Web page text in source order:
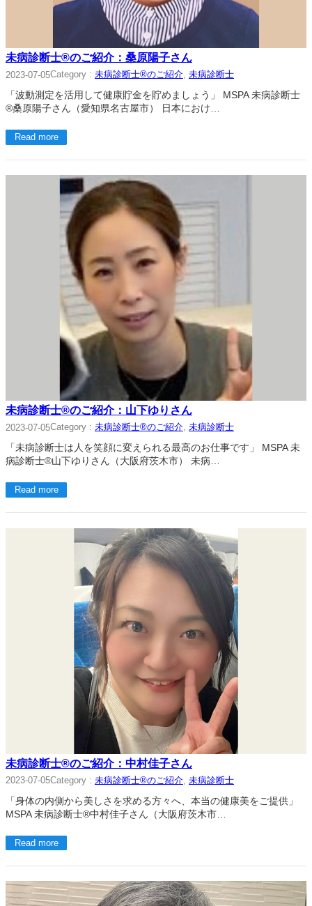
未病診断士®のご紹介：桑原陽子さん
2023-07-05Category : 未病診断士®のご紹介, 未病診断士
「波動測定を活用して健康貯金を貯めましょう」 MSPA 未病診断士
®桑原陽子さん（愛知県名古屋市） 日本におけ…
Read more
未病診断士®のご紹介：山下ゆりさん
2023-07-05Category : 未病診断士®のご紹介, 未病診断士
「未病診断士は人を笑顔に変えられる最高のお仕事です」 MSPA 未
病診断士®山下ゆりさん（大阪府茨木市） 未病…
Read more
未病診断士®のご紹介：中村佳子さん
2023-07-05Category : 未病診断士®のご紹介, 未病診断士
「身体の内側から美しさを求める方々へ、本当の健康美をご提供」
MSPA 未病診断士®中村佳子さん（大阪府茨木市…
Read more